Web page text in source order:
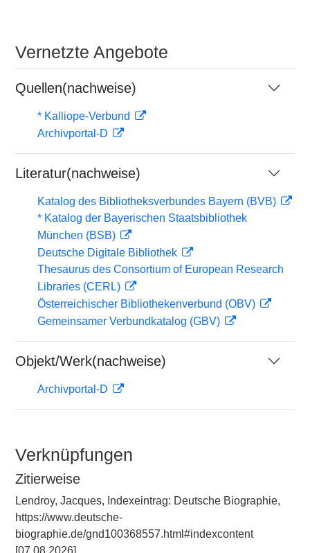
Vernetzte Angebote
Quellen(nachweise)
* Kalliope-Verbund
Archivportal-D
Literatur(nachweise)
Katalog des Bibliotheksverbundes Bayern (BVB)
* Katalog der Bayerischen Staatsbibliothek
München (BSB)
Deutsche Digitale Bibliothek
Thesaurus des Consortium of European Research
Libraries (CERL)
Österreichischer Bibliothekenverbund (OBV)
Gemeinsamer Verbundkatalog (GBV)
Objekt/Werk(nachweise)
Archivportal-D
Verknüpfungen
Zitierweise
Lendroy, Jacques, Indexeintrag: Deutsche Biographie,
https://www.deutsche-
biographie.de/gnd100368557.html#indexcontent
[07.08.2026].